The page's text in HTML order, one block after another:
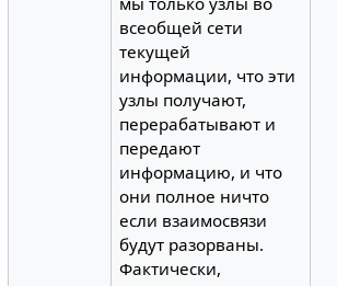
всеобщей сети
текущей
информации, что эти
узлы получают,
перерабатывают и
передают
информацию, и что
они полное ничто
если взаимосвязи
будут разорваны.
Фактически,